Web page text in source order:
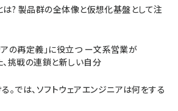
は? 製品群の全体像と仮想化基盤として注
の再定義」に役立つ ー文系営業が
挑戦の連鎖と新しい自分
。では、ソフトウェアエンジニアは何をする